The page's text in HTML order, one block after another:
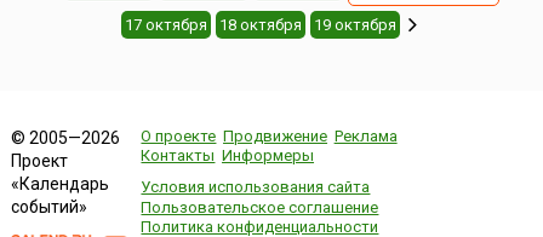
17 октября 18 октября 19 октября
© 2005—2026
Проект
«Календарь
событий»
О проекте Продвижение Реклама
Контакты Информеры
Условия использования сайта
Пользовательское соглашение
Политика конфиденциальности